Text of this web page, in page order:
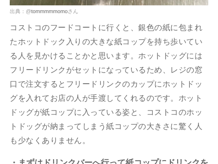
出典：@tommmmmomoさん
コストコのフードコートに行くと、銀色の紙に包まれ
たホットドック入りの大きな紙コップを持ち歩いてい
る人を見かけることかと思います。ホットドッグには
フリードリンクがセットになっているため、レジの窓
口で注文するとフリードリンクのカップにホットドッ
グを入れてお店の人が手渡してくれるのです。ホット
ドッグが紙コップに入っている姿と、コストコのホッ
トドッグが納まってしまう紙コップの大きさに驚く人
も少なくありません。